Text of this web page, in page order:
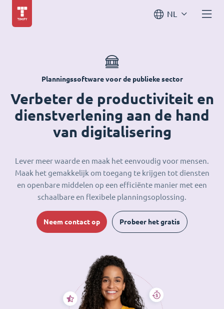
NL
Planningssoftware voor de publieke sector
Verbeter de productiviteit en
dienstverlening aan de hand
van digitalisering
Lever meer waarde en maak het eenvoudig voor mensen.
Maak het gemakkelijk om toegang te krijgen tot diensten
en openbare middelen op een efficiënte manier met een
schaalbare en flexibele planningsoplossing.
Neem contact op Probeer het gratis